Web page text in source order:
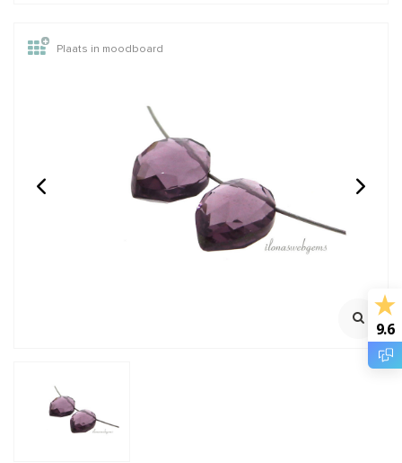
1 paar Swarovski style
druppels donker blauw
ca. 12x6mm
klik voor staffelkorting
Ca. 12x12x5mm
Rijggat ca. 0.8mm
€1,50 Incl. btw
Plaats in moodboard
9.6